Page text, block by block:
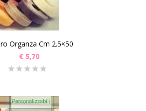
Organza Cm 2.5×50
€ 5,70